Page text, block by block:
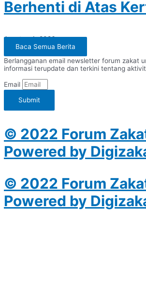
Berhenti di Atas
Agustus 4, 2026
Baca Semua Berita
Berlangganan email newsletter forum zakat
informasi terupdate dan terkini tentang
Email
Submit
© 2022 Forum
Powered by
© 2022 Forum
Powered by